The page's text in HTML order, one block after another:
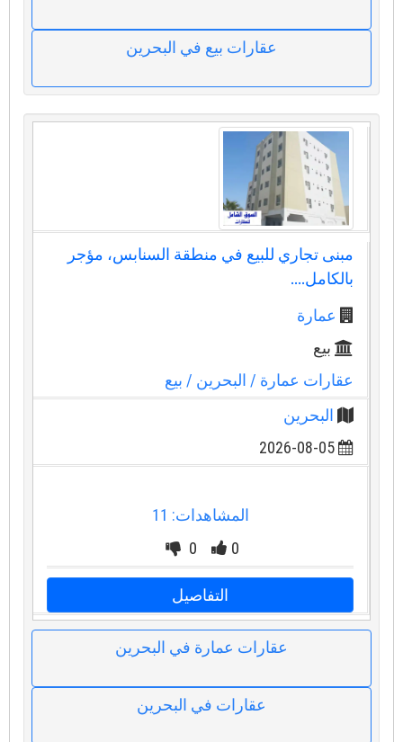
عقارات بيع في البحرين
مبنى تجاري للبيع في منطقة السنابس، مؤجر
بالكامل....
عمارة
بيع
عقارات عمارة/ البحرين/ بيع
البحرين
2026-08-05
المشاهدات: 11
0
0
التفاصيل
عقارات عمارة في البحرين
عقارات في البحرين